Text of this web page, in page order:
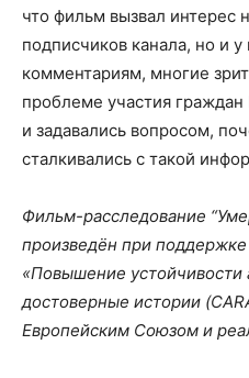
что фильм вызвал интерес
подписчиков канала, но и
комментариям, многие
проблеме участия
и задавались вопросом,
сталкивались с такой
Фильм-расследование
произведён при
«Повышение устойчивости
достоверные истории
Европейским Союзом и